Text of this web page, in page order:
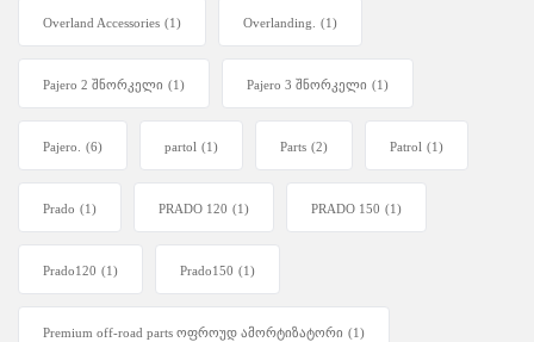
Overland Accessories (1) Overlanding. (1)
Pajero 2 შნორკელი (1) Pajero 3 შნორკელი (1)
Pajero. (6) partol (1) Parts (2) Patrol (1)
Prado (1) PRADO 120 (1) PRADO 150 (1)
Prado120 (1) Prado150 (1)
Premium off-road parts ოფროუდ ამორტიზატორი (1)